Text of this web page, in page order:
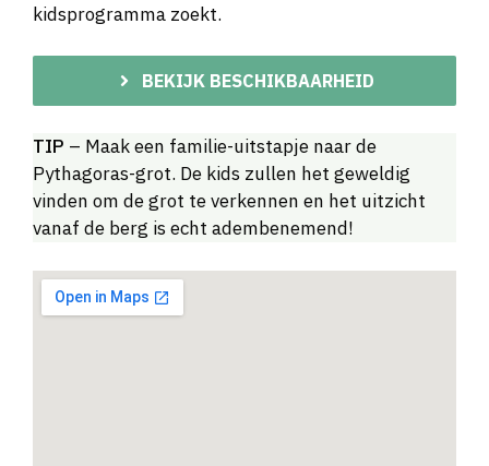
kidsprogramma zoekt.
BEKIJK BESCHIKBAARHEID
TIP – Maak een familie-uitstapje naar de
Pythagoras-grot. De kids zullen het geweldig
vinden om de grot te verkennen en het uitzicht
vanaf de berg is echt adembenemend!